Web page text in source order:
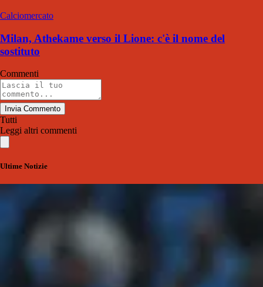
Calciomercato
Milan, Athekame verso il Lione: c'è il nome del
sostituto
Commenti
Invia Commento
Tutti
Leggi altri commenti
Ultime Notizie